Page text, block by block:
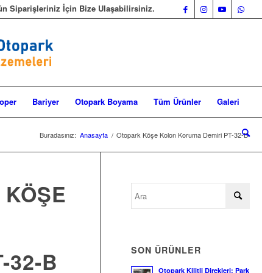
Siparişleriniz İçin Bize Ulaşabilirsiniz.
Bariyer Otopark Boyama Tüm Ürünler Galeri
Buradasınız: Anasayfa / Otopark Köşe Kolon Koruma Demiri PT-32-B
32-B SON ÜRÜNLER
Otopark Kilitli Direkleri: Park